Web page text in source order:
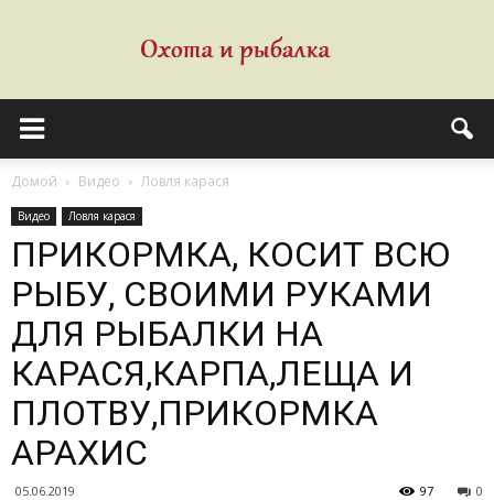
Домой Видео Ловля карася
Видео Ловля карася
ПРИКОРМКА, КОСИТ ВСЮ
РЫБУ, СВОИМИ РУКАМИ
ДЛЯ РЫБАЛКИ НА
КАРАСЯ,КАРПА,ЛЕЩА И
ПЛОТВУ,ПРИКОРМКА
АРАХИС
05.06.2019 0
97